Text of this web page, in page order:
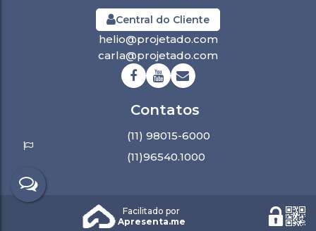
Central do Cliente
helio@projetado.com
carla@projetado.com
(11) 98015-6000
(11)96540.1000